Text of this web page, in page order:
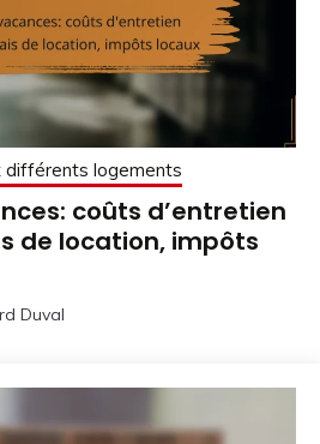
différents logements
coûts d’entretien
de location, impôts
Duval